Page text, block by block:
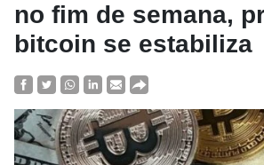
no fim de semana,
bitcoin se estabiliza